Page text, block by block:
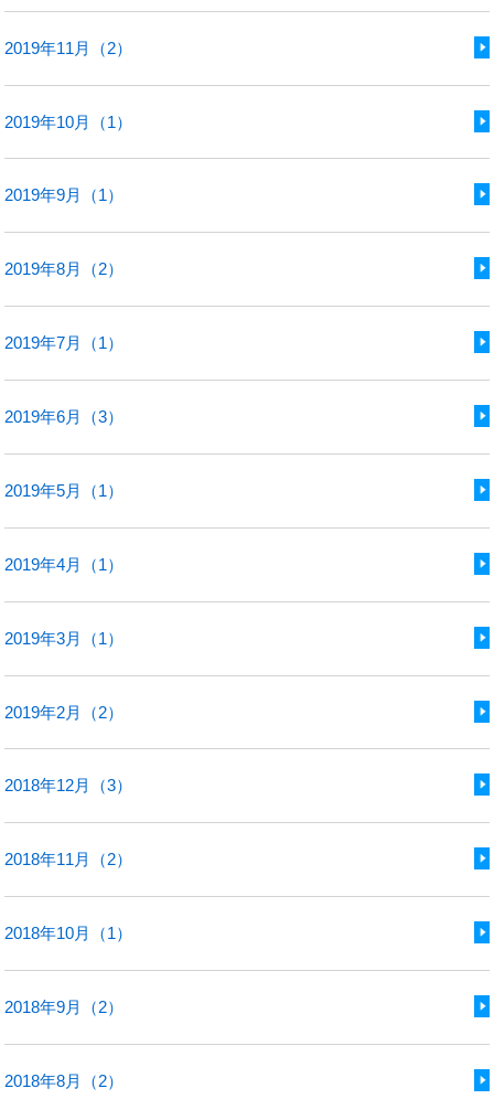
2019年11月（2）
2019年10月（1）
2019年9月（1）
2019年8月（2）
2019年7月（1）
2019年6月（3）
2019年5月（1）
2019年4月（1）
2019年3月（1）
2019年2月（2）
2018年12月（3）
2018年11月（2）
2018年10月（1）
2018年9月（2）
2018年8月（2）